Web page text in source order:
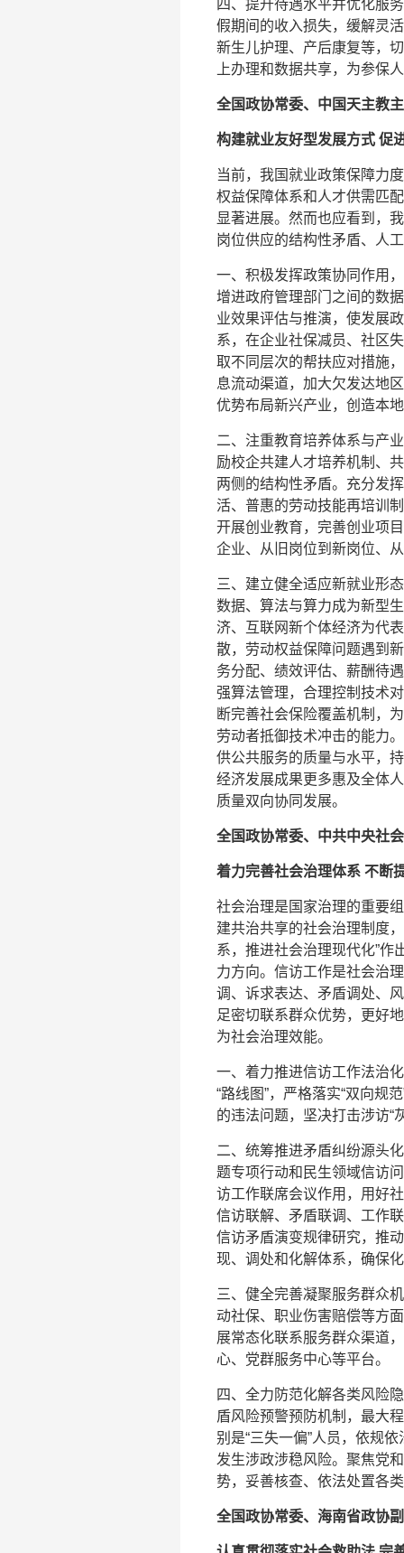
四、提升待遇水平并优化服
假期间的收入损失，缓解灵
新生儿护理、产后康复等，
上办理和数据共享，为参保
全国政协常委、中国天主教
构建就业友好型发展方式 促
当前，我国就业政策保障力
权益保障体系和人才供需匹
显著进展。然而也应看到，
岗位供应的结构性矛盾、人
一、积极发挥政策协同作用
增进政府管理部门之间的数
业效果评估与推演，使发展
系，在企业社保减员、社区
取不同层次的帮扶应对措施
息流动渠道，加大欠发达地
优势布局新兴产业，创造本
二、注重教育培养体系与产
励校企共建人才培养机制、
两侧的结构性矛盾。充分发
活、普惠的劳动技能再培训
开展创业教育，完善创业项
企业、从旧岗位到新岗位、
三、建立健全适应新就业形
数据、算法与算力成为新型
济、互联网新个体经济为代
散，劳动权益保障问题遇到
务分配、绩效评估、薪酬待
强算法管理，合理控制技术
断完善社会保险覆盖机制，
劳动者抵御技术冲击的能力
供公共服务的质量与水平，
经济发展成果更多惠及全体
质量双向协同发展。
全国政协常委、中共中央社
着力完善社会治理体系 不断
社会治理是国家治理的重要
建共治共享的社会治理制度
系，推进社会治理现代化”作
力方向。信访工作是社会治
调、诉求表达、矛盾调处、
足密切联系群众优势，更好
为社会治理效能。
一、着力推进信访工作法治
“路线图”，严格落实“双向规
的违法问题，坚决打击涉访“
二、统筹推进矛盾纠纷源头
题专项行动和民生领域信访
访工作联席会议作用，用好
信访联解、矛盾联调、工作
信访矛盾演变规律研究，推
现、调处和化解体系，确保
三、健全完善凝聚服务群众
动社保、职业伤害赔偿等方
展常态化联系服务群众渠道
心、党群服务中心等平台。
四、全力防范化解各类风险
盾风险预警预防机制，最大
别是“三失一偏”人员，依规
发生涉政涉稳风险。聚焦党
势，妥善核查、依法处置各
全国政协常委、海南省政协